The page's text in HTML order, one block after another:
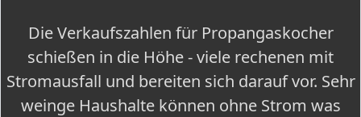
Die Verkaufszahlen für Propangaskocher
schießen in die Höhe - viele rechenen mit
Stromausfall und bereiten sich darauf vor. Sehr
weinge Haushalte können ohne Strom was